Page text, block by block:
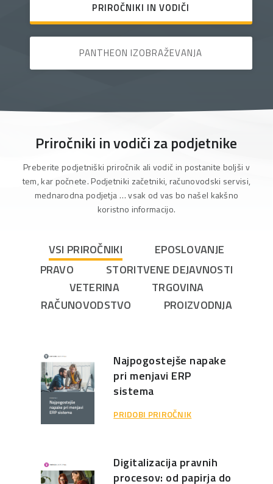
PRIROČNIKI IN VODIČI
PANTHEON IZOBRAŽEVANJA
Priročniki in vodiči za podjetnike
Preberite podjetniški priročnik ali vodič in postanite boljši v
tem, kar počnete. Podjetniki začetniki, računovodski servisi,
mednarodna podjetja … vsak od vas bo našel kakšno
koristno informacijo.
VSI PRIROČNIKI
EPOSLOVANJE
PRAVO
STORITVENE DEJAVNOSTI
VETERINA
TRGOVINA
RAČUNOVODSTVO
PROIZVODNJA
Najpogostejše napake
pri menjavi ERP
sistema
PRIDOBI PRIROČNIK
Digitalizacija pravnih
procesov: od papirja do